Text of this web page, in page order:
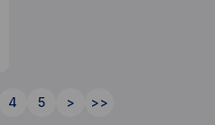
4 5 > >>